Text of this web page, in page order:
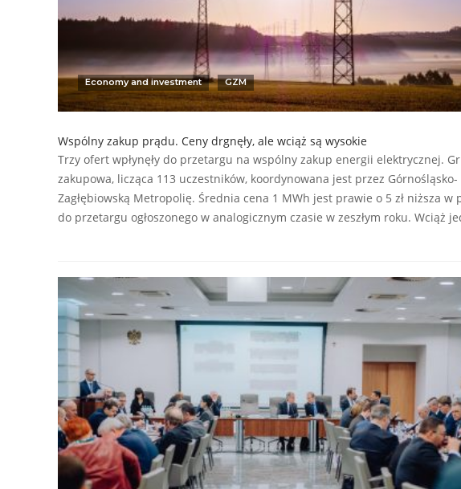
Economy and investment GZM
Wspólny zakup prądu. Ceny drgnęły, ale wciąż są wysokie
Trzy ofert wpłynęły do przetargu na wspólny zakup energii elektrycznej.
zakupowa, licząca 113 uczestników, koordynowana jest przez Górnośląsko-
Zagłębiowską Metropolię. Średnia cena 1 MWh jest prawie o 5 zł niższa w
do przetargu ogłoszonego w analogicznym czasie w zeszłym roku. Wciąż